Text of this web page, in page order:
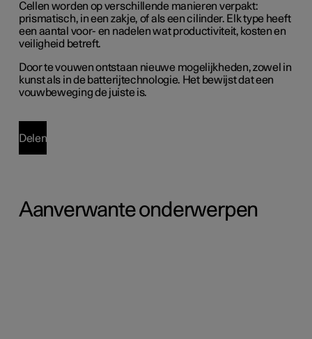
Cellen worden op verschillende manieren verpakt:
prismatisch, in een zakje, of als een cilinder. Elk type heeft
een aantal voor- en nadelen wat productiviteit, kosten en
veiligheid betreft.
Door te vouwen ontstaan nieuwe mogelijkheden, zowel in
kunst als in de batterijtechnologie. Het bewijst dat een
vouwbeweging de juiste is.
Delen
Aanverwante onderwerpen